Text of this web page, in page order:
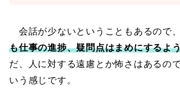
会話が少ないということもあるので、
も仕事の進捗、疑問点はまめにするよ
だ、人に対する遠慮とか怖さはあるの
いう感じです。